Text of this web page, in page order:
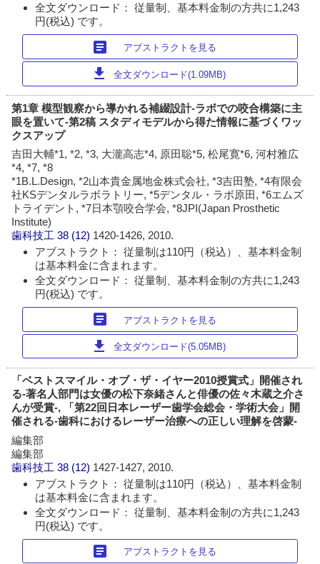
全文ダウンロード： 従量制、基本料金制の方共に1,243
円(税込) です。
article アブストラクトを見る
download 全文ダウンロード(1.09MB)
第1章 模型観察から導かれる補綴設計-ラボでの咬合構築に主
眼を置いて-第2稿 スタディモデルから得た情報に基づくワッ
クスアップ
吉田大輔*1, *2, *3, 大瀧高志*4, 原田聡*5, 松尾寛*6, 河村雅広
*4, *7, *8
*1B.L.Design, *2山本貴金属地金株式会社, *3吉田塾, *4有限会
社KSデンタルラボラトリー, *5デンタル・ラボ原田, *6エムズ
トライデント, *7日本顎咬合学会, *8JPI(Japan Prosthetic
Institute)
歯科技工 38 (12) 1420-1426, 2010.
アブストラクト： 従量制は110円（税込）、基本料金制
は基本料金に含まれます。
全文ダウンロード： 従量制、基本料金制の方共に1,243
円(税込) です。
article アブストラクトを見る
download 全文ダウンロード(5.05MB)
「ベストスマイル・オブ・ザ・イヤー2010授賞式」開催され
る-著名人部門は女優の松下奈緒さんと俳優の佐々木蔵之介さ
んが受賞-, 「第22回日本レーザー歯学会総会・学術大会」開
催される-歯科におけるレーザー治療への正しい理解を啓蒙-
編集部
編集部
歯科技工 38 (12) 1427-1427, 2010.
アブストラクト： 従量制は110円（税込）、基本料金制
は基本料金に含まれます。
全文ダウンロード： 従量制、基本料金制の方共に1,243
円(税込) です。
article アブストラクトを見る